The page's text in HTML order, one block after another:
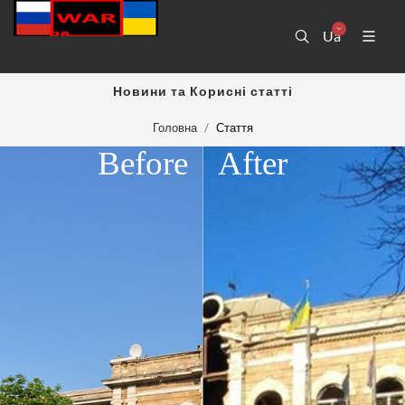
Ua
Новини та Корисні статті
Головна Стаття
After
Before